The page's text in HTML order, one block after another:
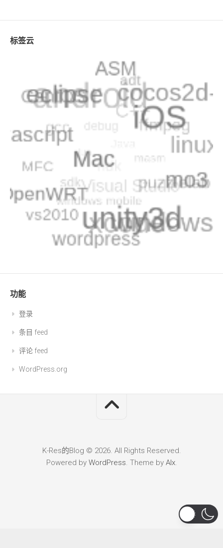
标签云
功能
登录
条目 feed
评论 feed
WordPress.org
K-Res的Blog © 2026. All Rights Reserved.
Powered by WordPress. Theme by Alx.